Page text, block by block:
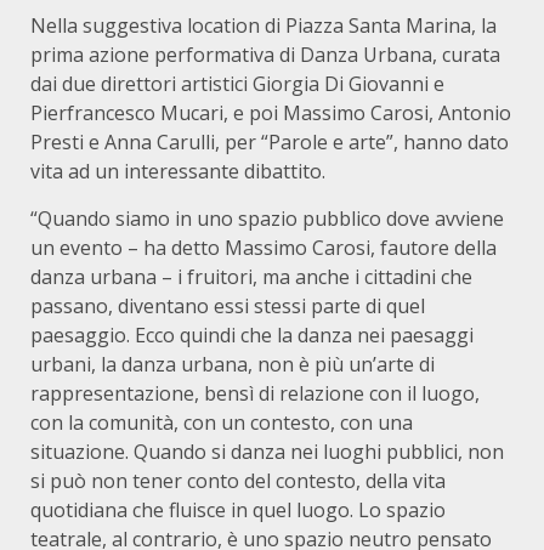
Nella suggestiva location di Piazza Santa Marina, la
prima azione performativa di Danza Urbana, curata
dai due direttori artistici Giorgia Di Giovanni e
Pierfrancesco Mucari, e poi Massimo Carosi, Antonio
Presti e Anna Carulli, per “Parole e arte”, hanno dato
vita ad un interessante dibattito.
“Quando siamo in uno spazio pubblico dove avviene
un evento – ha detto Massimo Carosi, fautore della
danza urbana – i fruitori, ma anche i cittadini che
passano, diventano essi stessi parte di quel
paesaggio. Ecco quindi che la danza nei paesaggi
urbani, la danza urbana, non è più un’arte di
rappresentazione, bensì di relazione con il luogo,
con la comunità, con un contesto, con una
situazione. Quando si danza nei luoghi pubblici, non
si può non tener conto del contesto, della vita
quotidiana che fluisce in quel luogo. Lo spazio
teatrale, al contrario, è uno spazio neutro pensato